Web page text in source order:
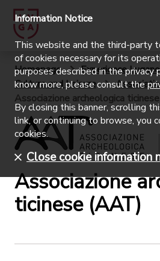
Homepage
Experience Lugano
Culture and Leisure
Associazione archeologica
Associazione
ticinese (AAT)
Information Notice
This website and the third-party
of cookies necessary for its
purposes described in the privacy
know more, please consult the
By closing this banner, scrolling
link, or continuing to browse, you
cookies.
Close cookie information